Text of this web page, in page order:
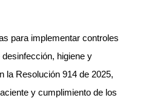
para implementar controles
higiene y
la Resolución 914 de 2025,
y cumplimiento de los